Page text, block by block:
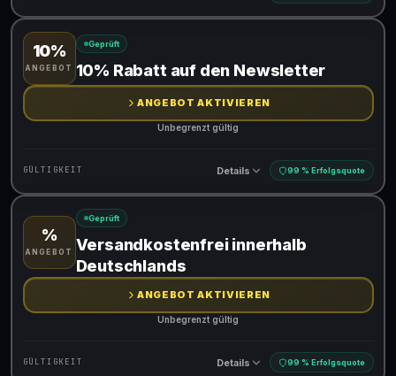
Gültig für teilnehmende Produkte
10%
ANGEBOT
Geprüft
10% Rabatt auf den Newsletter
ANGEBOT AKTIVIEREN
Unbegrenzt gültig
GÜLTIGKEIT Details 99 % Erfolgsquote
Gültig für teilnehmende Produkte
%
ANGEBOT
Geprüft
Versandkostenfrei innerhalb
Deutschlands
ANGEBOT AKTIVIEREN
Unbegrenzt gültig
GÜLTIGKEIT Details 99 % Erfolgsquote